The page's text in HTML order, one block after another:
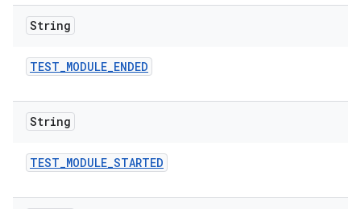
String
TEST_MODULE_ENDED
String
TEST_MODULE_STARTED